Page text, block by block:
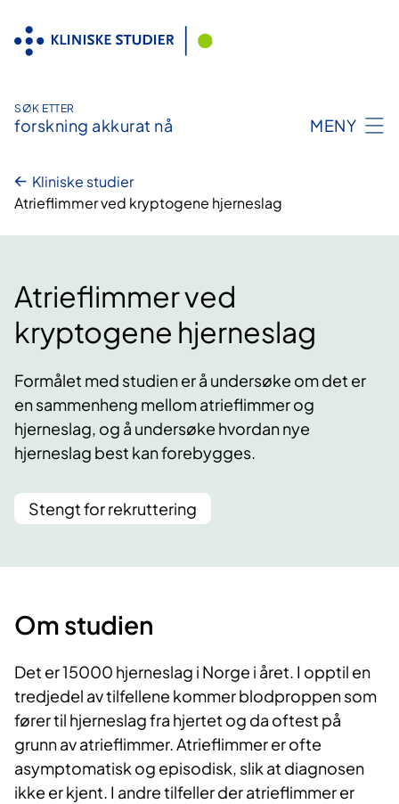
innhold
SØK ETTER
forskning akkurat nå MENY
Kliniske studier
Atrieflimmer ved kryptogene hjerneslag
Atrieflimmer ved
kryptogene hjerneslag
Formålet med studien er å undersøke om det er
en sammenheng mellom atrieflimmer og
hjerneslag, og å undersøke hvordan nye
hjerneslag best kan forebygges.
Stengt for rekruttering
Om studien
Det er 15000 hjerneslag i Norge i året. I opptil en
tredjedel av tilfellene kommer blodproppen som
fører til hjerneslag fra hjertet og da oftest på
grunn av atrieflimmer. Atrieflimmer er ofte
asymptomatisk og episodisk, slik at diagnosen
ikke er kjent. I andre tilfeller der atrieflimmer er